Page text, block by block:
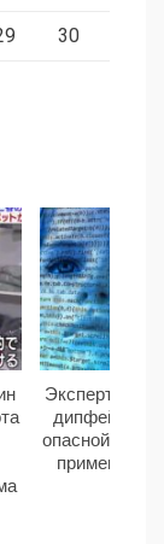
30
Эксперты
дипфейки
опасной